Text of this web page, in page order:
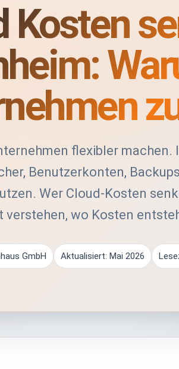
Kosten
flexibler machen.
Benutzerkonten,
Wer Cloud-Kosten
verstehen, wo Kosten
GmbH Aktualisiert: Mai 2026